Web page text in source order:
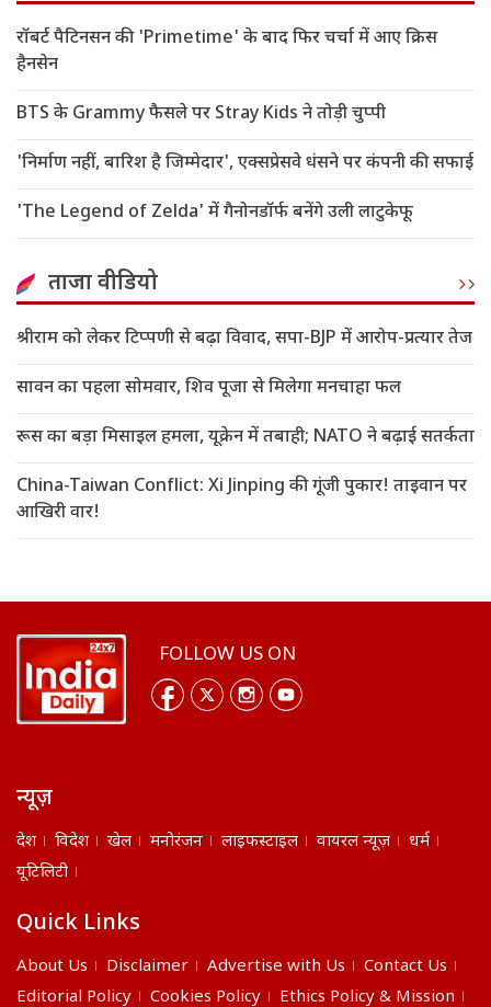
रॉबर्ट पैटिनसन की 'Primetime' के बाद फिर चर्चा में आए क्रिस
हैनसेन
BTS के Grammy फैसले पर Stray Kids ने तोड़ी चुप्पी
'निर्माण नहीं, बारिश है जिम्मेदार', एक्सप्रेसवे धंसने पर कंपनी की सफाई
'The Legend of Zelda' में गैनोनडॉर्फ बनेंगे उली लाटुकेफू
ताजा वीडियो
श्रीराम को लेकर टिप्पणी से बढ़ा विवाद, सपा-BJP में आरोप-प्रत्यार तेज
सावन का पहला सोमवार, शिव पूजा से मिलेगा मनचाहा फल
रूस का बड़ा मिसाइल हमला, यूक्रेन में तबाही; NATO ने बढ़ाई सतर्कता
China-Taiwan Conflict: Xi Jinping की गूंजी पुकार! ताइवान पर
आखिरी वार!
FOLLOW US ON
न्यूज़
देश विदेश खेल मनोरंजन लाइफस्टाइल वायरल न्यूज़
धर्म
यूटिलिटी
Quick Links
About Us Disclaimer Advertise with Us
Contact Us
Editorial Policy
Cookies Policy Ethics Policy & Mission